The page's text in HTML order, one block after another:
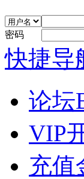
密码
快捷导
论坛
VIP
充值